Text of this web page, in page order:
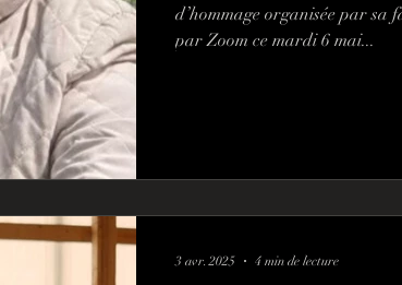
d’hommage organisée par sa
par Zoom ce mardi 6 mai...
3 avr. 2025 4 min de lecture